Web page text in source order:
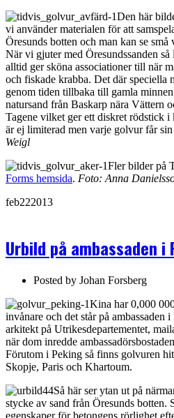
Den här
vi använder materialen för att
Öresunds botten och man kan se små
När vi gjuter med Öresundssanden
alltid ger sköna associationer till när
och fiskade krabba. Det där speciella
genom tiden tillbaka till gamla
natursand från Baskarp nära Vättern
Tagene vilket ger ett diskret rödstick
är ej limiterad men varje golvur får
Weigl
Fler bilder på
Forms hemsida. Foto: Anna
feb222013
Urbild på ambassaden i
Posted by Johan Forsberg
Kina har 0,000
invånare och det står på ambassaden
arkitekt på Utrikesdepartementet,
när dom inredde
Förutom i Peking så finns golvuren
Skopje, Paris och Khartoum.
Så här ser ytan ut på
stycke av sand från Öresunds botten.
egenskaper för betongens rörlighet